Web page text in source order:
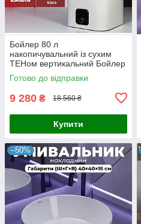
Бойлер 80 л
накопичувальний із сухим
ТЕНом вертикальний Бойлер
80 літрів із сухим теном
Готово до відправки
9 280 ₴ 18 560 ₴
Купити
–50%